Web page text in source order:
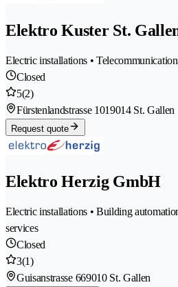
Elektro Kuster St.
Electric installations •
Closed
5(2)
Fürstenlandstrasse 1019014 St. Gallen
Request quote
Elektro Herzig GmbH
Electric installations • Building
services
Closed
3(1)
Guisanstrasse 669010 St. Gallen